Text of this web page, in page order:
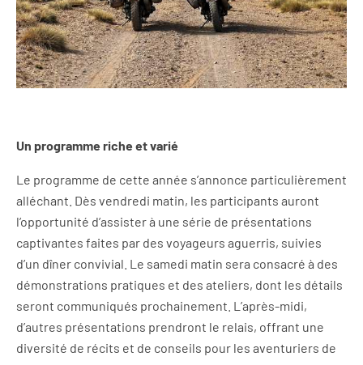
Un programme riche et varié
Le programme de cette année s’annonce particulièrement
alléchant. Dès vendredi matin, les participants auront
l’opportunité d’assister à une série de présentations
captivantes faites par des voyageurs aguerris, suivies
d’un dîner convivial. Le samedi matin sera consacré à des
démonstrations pratiques et des ateliers, dont les détails
seront communiqués prochainement. L’après-midi,
d’autres présentations prendront le relais, offrant une
diversité de récits et de conseils pour les aventuriers de